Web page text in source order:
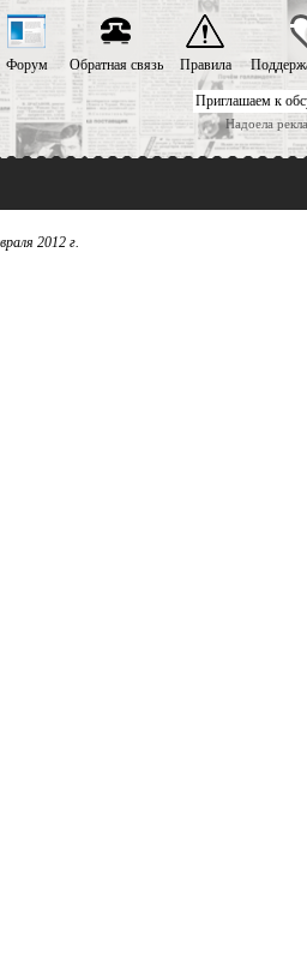
Приглашаем к
Надоела
Форум Обратная связь Правила
2012 г.